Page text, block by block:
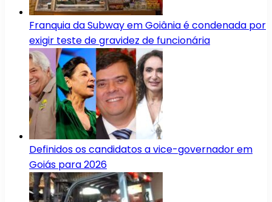
Franquia da Subway em Goiânia é condenada por
exigir teste de gravidez de funcionária
Definidos os candidatos a vice-governador em
Goiás para 2026